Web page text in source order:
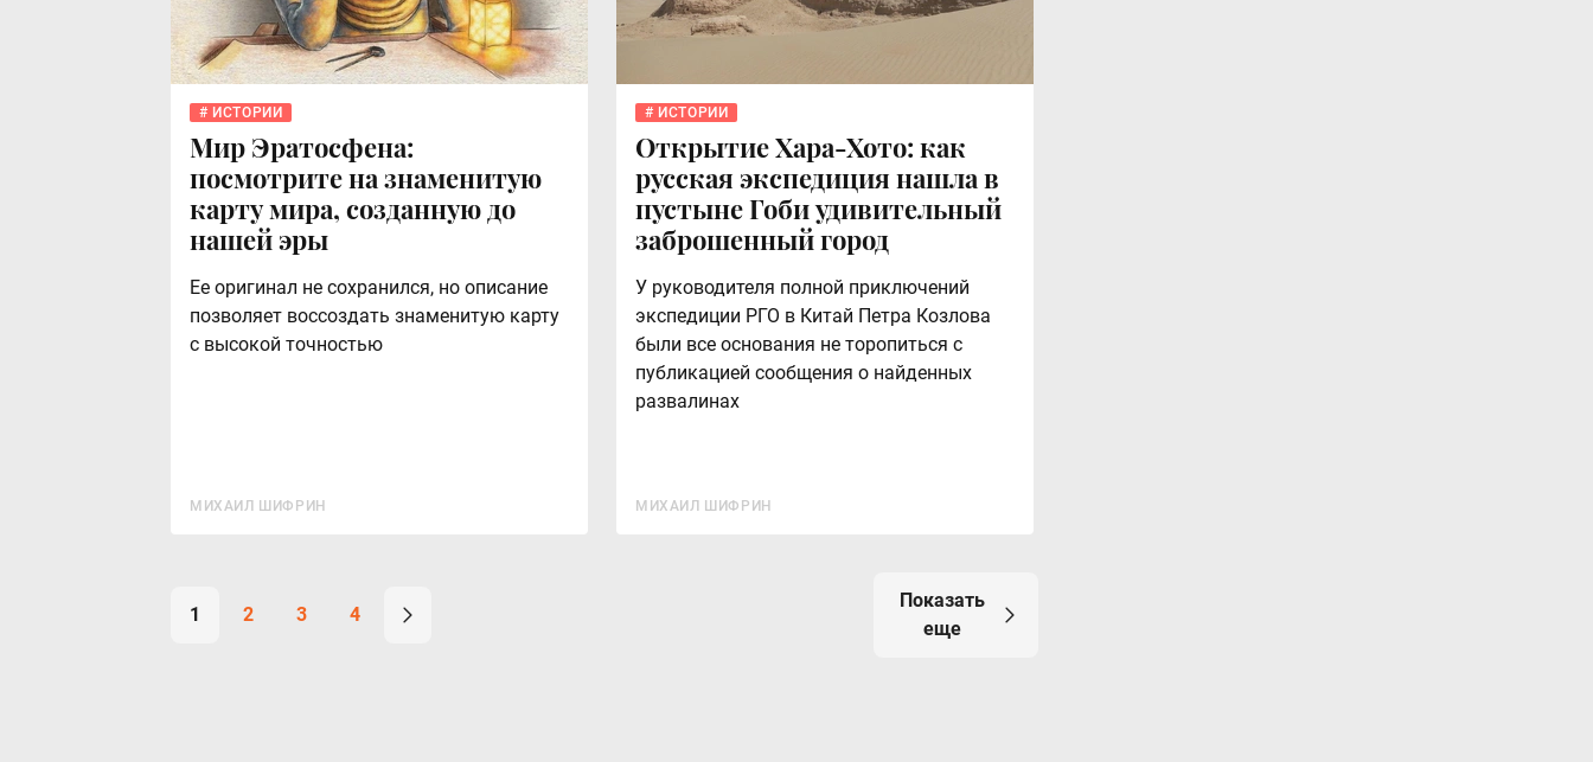
ИСТОРИИ
Мир Эратосфена:
посмотрите на знаменитую
карту мира, созданную до
нашей эры
Ее оригинал не сохранился, но описание
позволяет воссоздать знаменитую карту
с высокой точностью
МИХАИЛ ШИФРИН
ИСТОРИИ
Открытие Хара-Хото: как
русская экспедиция нашла в
пустыне Гоби удивительный
заброшенный город
У руководителя полной приключений
экспедиции РГО в Китай Петра Козлова
были все основания не торопиться с
публикацией сообщения о найденных
развалинах
МИХАИЛ ШИФРИН
1 2 3 4
Показать
еще